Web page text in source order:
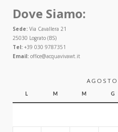
Dove Siamo:
Sede:Via Cavallera 21
25030 Lograto (BS)
Tel:+39 030 9787351
Email:office@acquavivawt.it
L M M G